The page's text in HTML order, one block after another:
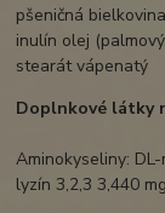
pšeničná
inulín olej
stearát vápenatý
Doplnkové látky
Aminokyseliny:
lyzín 3,2,3 3,440